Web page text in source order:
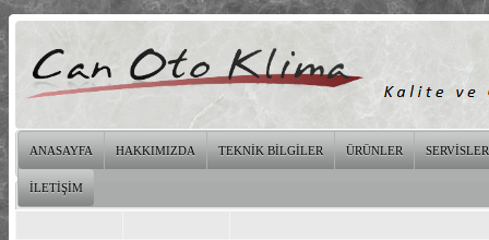
ANASAYFA HAKKIMIZDA TEKNİK BİLGİLER ÜRÜNLER SERVİSLER
İLETİŞİM